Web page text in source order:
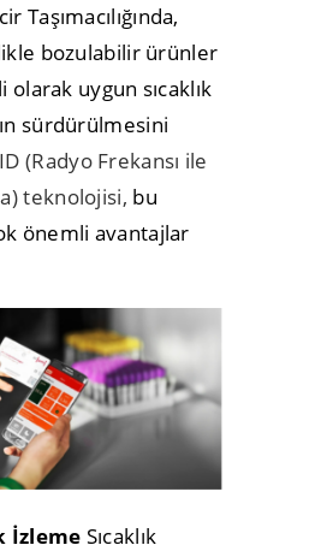
Taşımacılığında,
bozulabilir ürünler
olarak uygun sıcaklık
sürdürülmesini
(Radyo Frekansı ile
teknolojisi, bu
önemli avantajlar
İzleme Sıcaklık